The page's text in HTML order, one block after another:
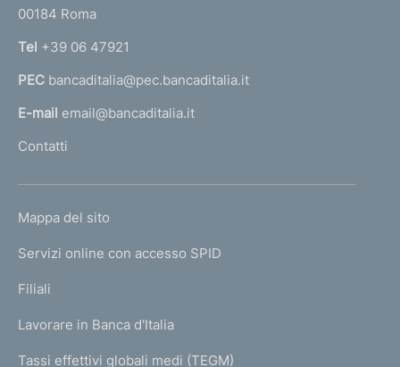
r
n
a
l
'
m
e
a
g
00184 Roma
Tel +39 06 47921
PEC bancaditalia@pec.bancaditalia.it
E-mail email@bancaditalia.it
Contatti
L
N
K
T
I
Mappa del sito
Servizi online con accesso SPID
Filiali
Lavorare in Banca d'Italia
Tassi effettivi globali medi (TEGM)